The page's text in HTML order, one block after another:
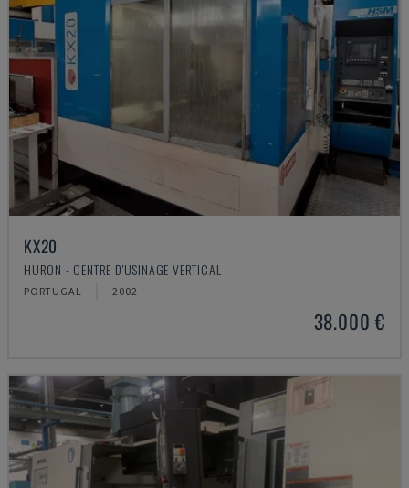
KX20
HURON - CENTRE D'USINAGE VERTICAL
PORTUGAL 2002
38.000 €